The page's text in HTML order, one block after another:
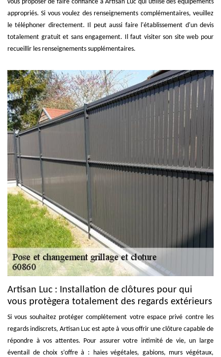
vous proposer de faire confiance à Artisan Luc qui utilise des équipements
appropriés. Si vous voulez des renseignements complémentaires, veuillez
le téléphoner directement. Il peut aussi faire l'établissement d'un devis
totalement gratuit et sans engagement. Il faut visiter son site web pour
recueillir les renseignements supplémentaires.
Artisan Luc : Installation de clôtures pour qui
vous protègera totalement des regards extérieurs
Si vous souhaitez protéger complétement votre espace privé contre les
regards indiscrets, Artisan Luc est apte à vous offrir une clôture capable de
répondre à vos attentes. Pour assurer votre intimité de vie, un large
éventail de choix s’offre à : haies végétales, gabions, murs végétaux,